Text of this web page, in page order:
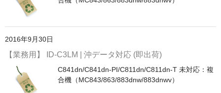
特定商取引法に基づく表示
保証受付中
2016年9月30日
【業務用】 ID-C3LM | 沖データ対応 (即出荷)
C841dn/C841dn-PI/C811dn/C811dn-T 未対応：複
合機（MC843/863/883dnw/883dnwv）